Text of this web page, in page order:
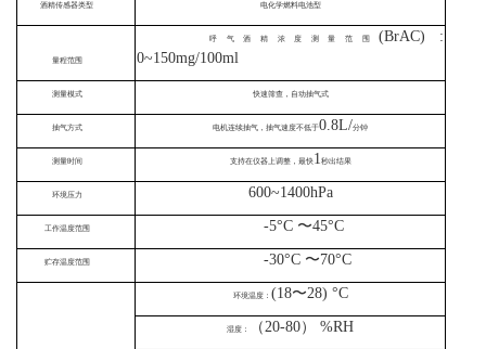
酒精传感器类型 电化学燃料电池型
量程范围
呼气酒精浓度测量范围(BrAC) :
0~150mg/100ml
测量模式 快速筛查，自动抽气式
抽气方式 电机连续抽气，抽气速度不低于0.8L/分钟
测量时间 支持在仪器上调整，最快1秒出结果
环境压力 600~1400hPa
工作温度范围 -5°C 〜45°C
贮存温度范围 -30°C 〜70°C
环境温度： (18〜28) °C
湿度： （20-80） %RH